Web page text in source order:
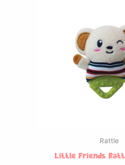
Rattle
Little Friends